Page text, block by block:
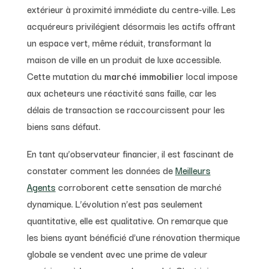
extérieur à proximité immédiate du centre-ville. Les
acquéreurs privilégient désormais les actifs offrant
un espace vert, même réduit, transformant la
maison de ville en un produit de luxe accessible.
Cette mutation du marché immobilier local impose
aux acheteurs une réactivité sans faille, car les
délais de transaction se raccourcissent pour les
biens sans défaut.
En tant qu’observateur financier, il est fascinant de
constater comment les données deMeilleurs
Agents corroborent cette sensation de marché
dynamique. L’évolution n’est pas seulement
quantitative, elle est qualitative. On remarque que
les biens ayant bénéficié d’une rénovation thermique
globale se vendent avec une prime de valeur